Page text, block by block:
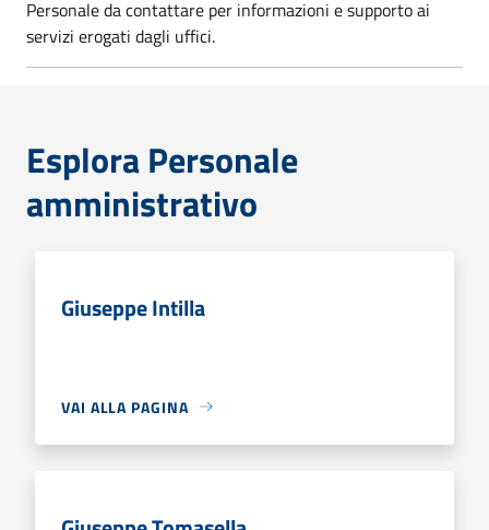
Personale da contattare per informazioni e supporto ai
servizi erogati dagli uffici.
Esplora Personale
amministrativo
Giuseppe Intilla
VAI ALLA PAGINA